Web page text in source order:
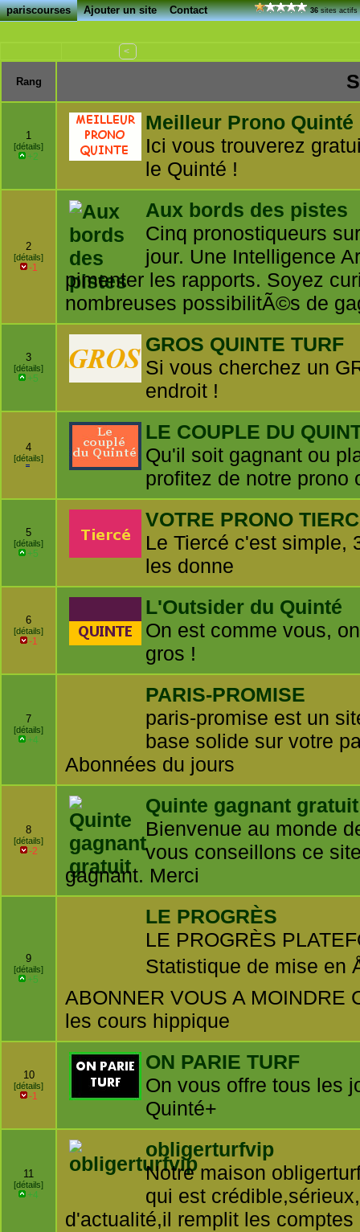
pariscourses Ajouter un site Contact 36sites actifs
<
Rang
1
[détails]
+2
Meilleur Prono Quinté
Ici vous trouverez
le Quinté !
2
[détails]
-1
Aux bords des pistes
Cinq pronostiqueurs
jour. Une Intelligence
pimenter les rapports. Soyez
nombreuses possibilitÃ©s de
3
[détails]
+5
GROS QUINTE TURF
Si vous cherchez un
endroit !
4
[détails]
LE COUPLE DU
Qu'il soit gagnant ou
profitez de notre prono
5
[détails]
+5
VOTRE PRONO
Le Tiercé c'est simple,
les donne
6
[détails]
-1
L'Outsider du Quinté
On est comme vous,
gros !
7
[détails]
+4
PARIS-PROMISE
paris-promise est un
base solide sur votre
Abonnées du jours
8
[détails]
-2
Quinte gagnant gratuit
Bienvenue au monde
vous conseillons ce
gagnant. Merci
9
[détails]
+5
LE PROGRÈS
LE PROGRÈS
Statistique de mise en
ABONNER VOUS A MOINDRE
les cours hippique
10
[détails]
-1
ON PARIE TURF
On vous offre tous les
Quinté+
11
[détails]
+4
obligerturfvip
Notre maison
qui est
d'actualité,il remplit les